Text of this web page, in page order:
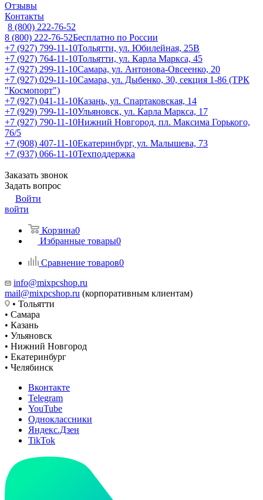
Отзывы
Контакты
8 (800) 222-76-52
8 (800) 222-76-52Бесплатно по России
+7 (927) 799-11-10Тольятти, ул. Юбилейная, 25В
+7 (927) 764-11-10Тольятти, ул. Карла Маркса, 45
+7 (927) 299-11-10Самара, ул. Антонова-Овсеенко, 20
+7 (927) 029-11-10Самара, ул. Дыбенко, 30, секция 1-86 (ТРК
"Космопорт")
+7 (927) 041-11-10Казань, ул. Спартаковская, 14
+7 (929) 799-11-10Ульяновск, ул. Карла Маркса, 17
+7 (927) 790-11-10Нижний Новгород, пл. Максима Горького,
76/5
+7 (908) 407-11-10Екатеринбург, ул. Малышева, 73
+7 (937) 066-11-10Техподдержка
Заказать звонок
Задать вопрос
Войти
войти
Корзина0
Избранные товары0
Сравнение товаров0
info@mixpcshop.ru
mail@mixpcshop.ru (корпоративным клиентам)
• Тольятти
• Самара
• Казань
• Ульяновск
• Нижний Новгород
• Екатеринбург
• Челябинск
Вконтакте
Telegram
YouTube
Одноклассники
Яндекс.Дзен
TikTok